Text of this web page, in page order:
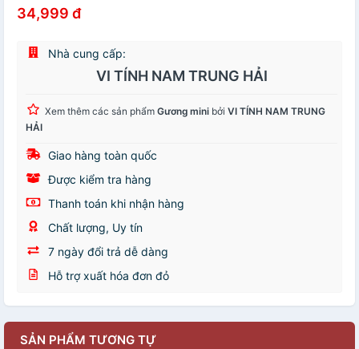
34,999 đ
Nhà cung cấp:
VI TÍNH NAM TRUNG HẢI
Xem thêm các sản phẩm Gương mini bởi VI TÍNH NAM TRUNG
HẢI
Giao hàng toàn quốc
Được kiểm tra hàng
Thanh toán khi nhận hàng
Chất lượng, Uy tín
7 ngày đổi trả dễ dàng
Hỗ trợ xuất hóa đơn đỏ
SẢN PHẨM TƯƠNG TỰ